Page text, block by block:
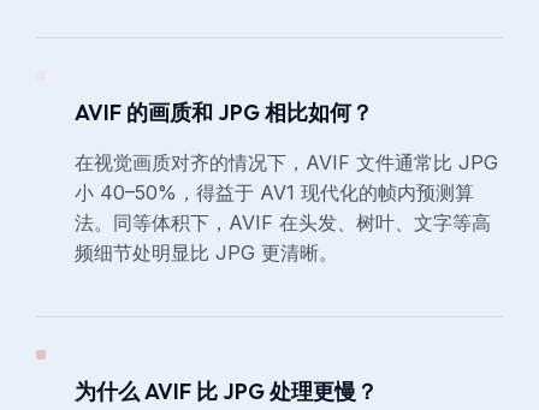
AVIF 的画质和 JPG 相比如何？
在视觉画质对齐的情况下，AVIF 文件通常比 JPG
小 40–50%，得益于 AV1 现代化的帧内预测算
法。同等体积下，AVIF 在头发、树叶、文字等高
频细节处明显比 JPG 更清晰。
为什么 AVIF 比 JPG 处理更慢？